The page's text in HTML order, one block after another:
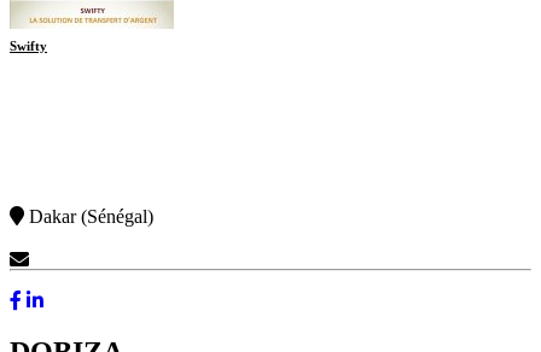
Swifty
Dakar (Sénégal)